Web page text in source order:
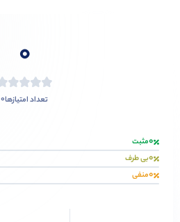
0
تعداد امتیازها0
0مثبت
0بی طرف
0منفی